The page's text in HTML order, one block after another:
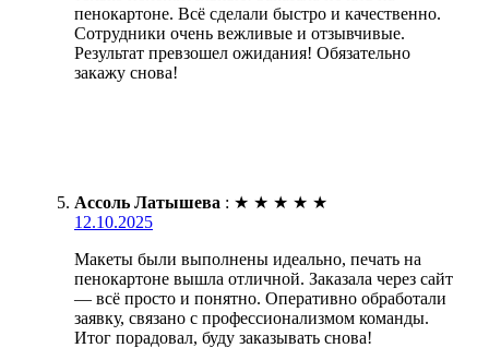
пенокартоне. Всё сделали быстро и качественно.
Сотрудники очень вежливые и отзывчивые.
Результат превзошел ожидания! Обязательно
закажу снова!
Ассоль Латышева : ★ ★ ★ ★ ★
12.10.2025
Макеты были выполнены идеально, печать на
пенокартоне вышла отличной. Заказала через сайт
— всё просто и понятно. Оперативно обработали
заявку, связано с профессионализмом команды.
Итог порадовал, буду заказывать снова!